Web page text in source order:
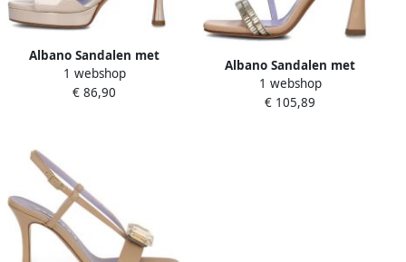
Albano Sandalen met
hakken 5085
1 webshop
€ 86,90
Albano Sandalen met
hakken 5122
1 webshop
€ 105,89